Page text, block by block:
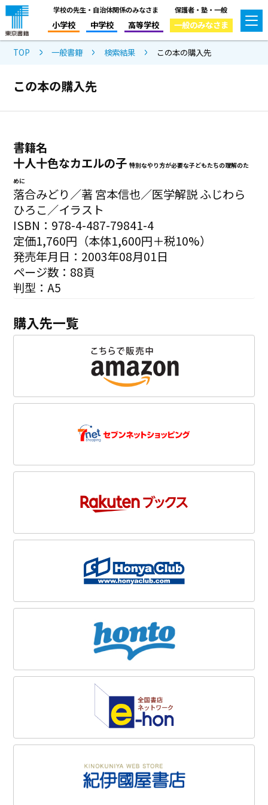
学校の先生・自治体関係のみなさま
小学校 中学校 高等学校
保護者・塾・一般
一般のみなさま
TOP 一般書籍 検索結果 この本の購入先
この本の購入先
書籍名
十人十色なカエルの子特別なやり方が必要な子どもたちの理解のた
めに
落合みどり／著 宮本信也／医学解説 ふじわら
ひろこ／イラスト
ISBN：978-4-487-79841-4
定価1,760円（本体1,600円＋税10%）
発売年月日：2003年08月01日
ページ数：88頁
判型：A5
購入先一覧